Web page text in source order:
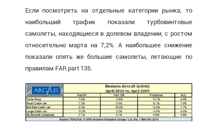
Если посмотреть на отдельные категории рынка, то
наибольший трафик показали турбовинтовые
самолеты, находящиеся в долевом владении, с ростом
относительно марта на 7,2%. А наибольшее снижение
показали опять же большие самолеты, летающие по
правилам FAR part 135.